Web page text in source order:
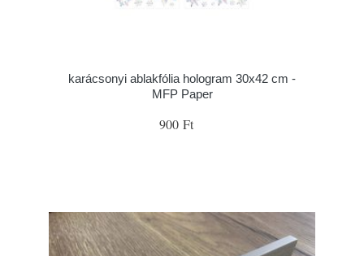
karácsonyi ablakfólia hologram 30x42 cm -
MFP Paper
900 Ft